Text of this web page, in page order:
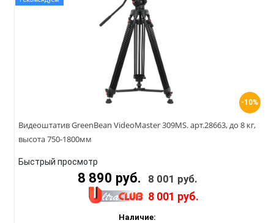
-10%
Видеоштатив GreenBean VideoMaster 309MS. арт.28663, до 8 кг,
высота 750-1800мм
Быстрый просмотр
8 890 руб. 8 001 руб.
8 001 руб.
Наличие: